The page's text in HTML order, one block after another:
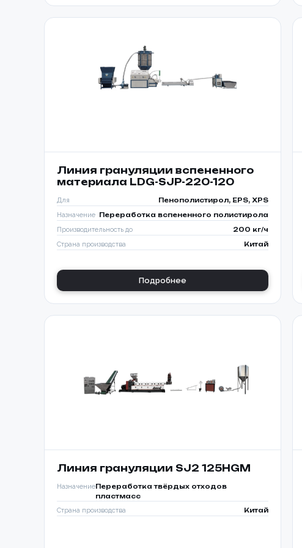
Линия грануляции вспененного
материала LDG-SJP-220-120
Для Пенополистирол, EPS, XPS
Назначение Переработка вспененного полистирола
Производительность до 200 кг/ч
Страна производства Китай
Подробнее
Линия грануляции SJ2 125HGM
НазначениеПереработка твёрдых отходов
пластмасс
Страна производства Китай